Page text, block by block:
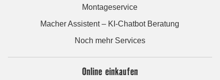
Montageservice
Macher Assistent – KI-Chatbot Beratung
Noch mehr Services
Online einkaufen